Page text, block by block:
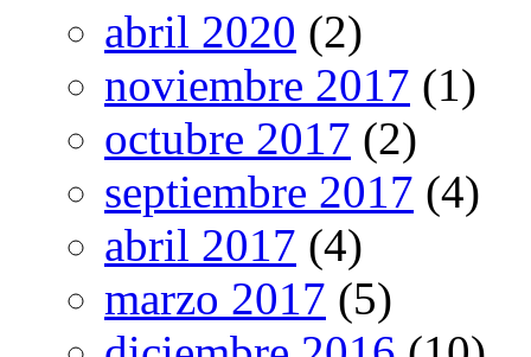
abril 2020 (2)
noviembre 2017 (1)
octubre 2017 (2)
septiembre 2017 (4)
abril 2017 (4)
marzo 2017 (5)